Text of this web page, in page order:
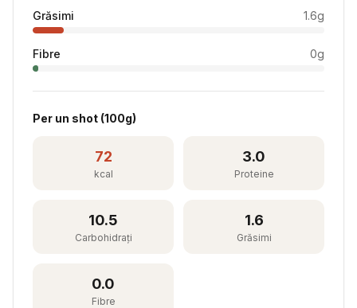
Grăsimi 1.6g
Fibre 0g
Per un shot (100g)
72
kcal
3.0
Proteine
10.5
Carbohidrați
1.6
Grăsimi
0.0
Fibre